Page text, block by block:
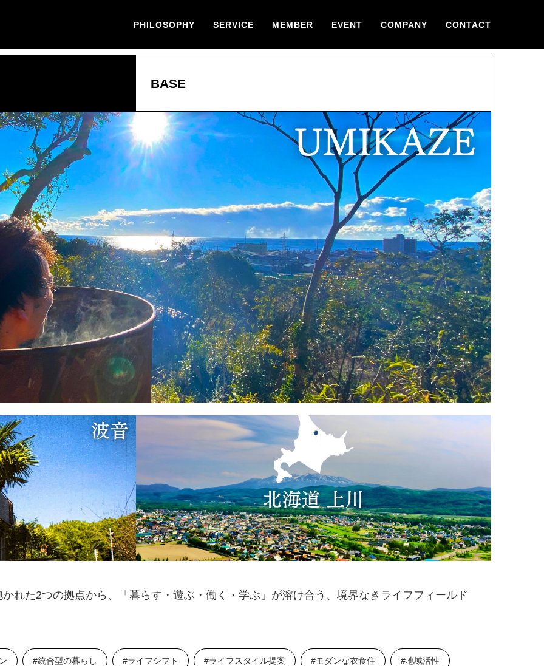
PHILOSOPHY SERVICE MEMBER EVENT COMPANY CONTACT
BASE
れた2つの拠点から、「暮らす・遊ぶ・働く・学ぶ」が溶け合う、境界なきライフフィールド
#統合型の暮らし #ライフシフト #ライフスタイル提案 #モダンな衣食住 #地域活性